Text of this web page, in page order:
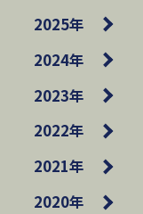
2025年
2024年
2023年
2022年
2021年
2020年